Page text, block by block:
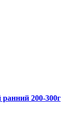
200-300г